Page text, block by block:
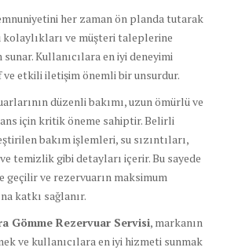
her zaman ön planda tutarak
kolaylıkları ve müşteri taleplerine
Kullanıcılara en iyi deneyimi
ve etkili iletişim önemli bir unsurdur.
düzenli bakımı, uzun ömürlü ve
için kritik öneme sahiptir. Belirli
bakım işlemleri, su sızıntıları,
temizlik gibi detayları içerir. Bu sayede
geçilir ve rezervuarın maksimum
katkı sağlanır.
Gömme Rezervuar Servisi, markanın
ve kullanıcılara en iyi hizmeti sunmak